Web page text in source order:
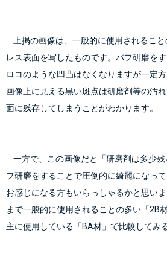
レス表面を写したものです。バフ研磨を
ロコのような凹凸はなくなりますが一定
画像上に見える黒い斑点は研磨剤等の汚
フ研磨をすることで圧倒的に綺麗になっ
お感じになる方もいらっしゃるかと思い
まで一般的に使用されることの多い「2B
主に使用している「BA材」 で比較してみ